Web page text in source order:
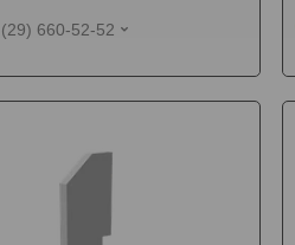
660-52-52